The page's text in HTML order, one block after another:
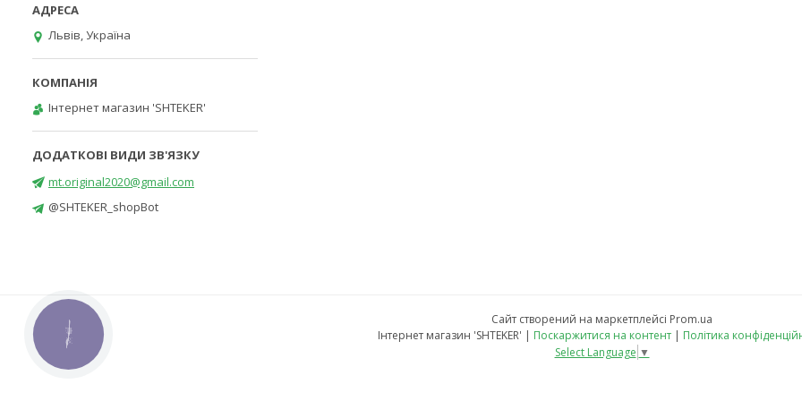
Львів, Україна
Інтернет магазин 'SHTEKER'
mt.original2020@gmail.com
@SHTEKER_shopBot
Сайт створений на маркетплейсі Prom.ua
Інтернет магазин 'SHTEKER' | Поскаржитися на контент | Політика
Select Language ▼
КНОПКА
ЗВ'ЯЗКУ